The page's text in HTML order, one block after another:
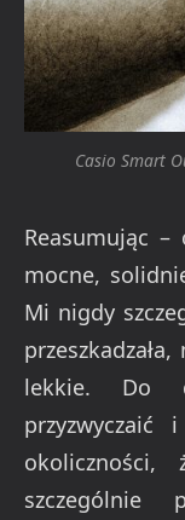
Casio Smart
Reasumując
mocne,
Mi nigdy
lekkie. Do
okoliczności,
szczególnie